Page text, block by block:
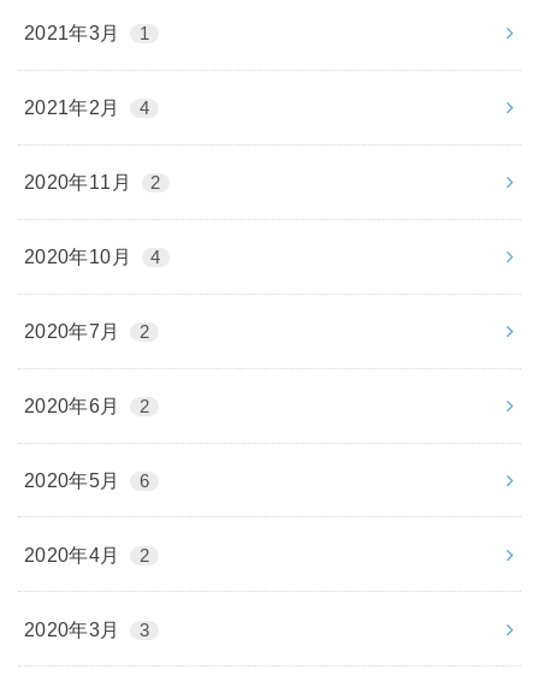
2021年3月 1
2021年2月 4
2020年11月 2
2020年10月 4
2020年7月 2
2020年6月 2
2020年5月 6
2020年4月 2
2020年3月 3